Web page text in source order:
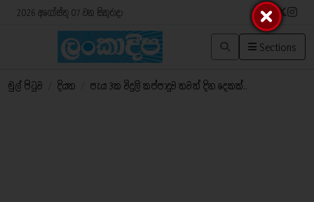
2026 අගෝස්තු 07 වන සිකුරාදා
Sections
මුල් පිටුව දියත පැය 3ක විදුලි කප්පාදුව තවත් දින දෙකක්..